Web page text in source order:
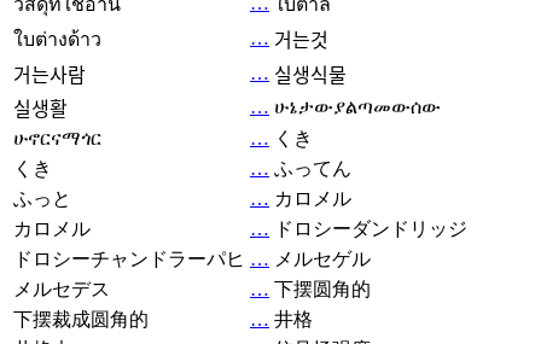
ใบต่างด้าว
… 거는것
거는사람
… 실생식물
실생활
… ሁኔታውያልጣመውሰው
ሁኖርናማጎር
… くき
くき
… ふってん
ふっと
… カロメル
カロメル
… ドロシーダンドリッジ
ドロシーチャンドラーパヒ … メルセゲル
メルセデス
… 下摆圆角的
下摆裁成圆角的
… 井格